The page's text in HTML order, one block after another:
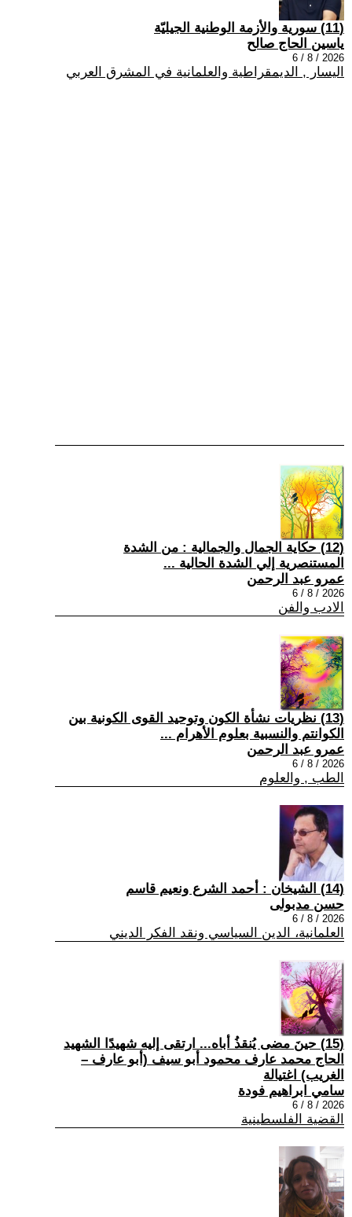
(11) سورية والأزمة الوطنية الجيليّة
ياسين الحاج صالح
2026 / 8 / 6
اليسار , الديمقراطية والعلمانية في المشرق العربي
(12) حكاية الجمال والجمالية : من الشدة
المستنصرية إلي الشدة الحالية ...
عمرو عبد الرحمن
2026 / 8 / 6
الادب والفن
(13) نظريات نشأة الكون وتوحيد القوى الكونية بين
الكوانتم والنسبية بعلوم الأهرام ...
عمرو عبد الرحمن
2026 / 8 / 6
الطب , والعلوم
(14) الشيخان : أحمد الشرع ونعيم قاسم
حسن مدبولى
2026 / 8 / 6
العلمانية، الدين السياسي ونقد الفكر الديني
(15) حينَ مضى يُنقذُ أباه... ارتقى إليه شهيدًا الشهيد
الحاج محمد عارف محمود أبو سيف (أبو عارف –
الغريب) اغتيالة
سامي ابراهيم فودة
2026 / 8 / 6
القضية الفلسطينية